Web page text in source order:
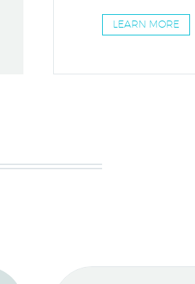
LEARN MORE